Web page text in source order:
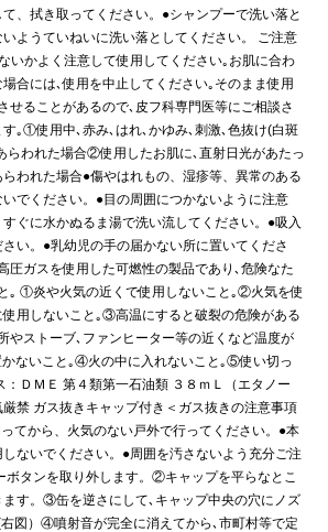
、拭き取ってください。●シャンプーで洗い落と
ようていねいに洗い落としてください。 ご注意
いかよく注意して使用してください｡お肌に合わ
合には､使用を中止してください｡そのまま使用
せることがあるので､皮フ科専門医等にご相談さ
｡①使用中､赤み､はれ､かゆみ､刺激､色抜け(白斑
らわれた場合②使用したお肌に､直射日光があたっ
われた場合●傷やはれもの、湿疹等、異常のある
でください。●目の周囲につかないように注意
ぐに水かぬるま湯で洗い流してください。●吸入
い。●乳幼児の手の届かない所に置いてくださ
圧ガスを使用した可燃性の製品であり､危険なた
｡ ①炎や火気の近くで使用しないこと｡②火気を使
用しないこと｡③高温にすると破裂の危険がある
やストーブ､ファンヒーター等の近くなど温度が
ないこと｡④火の中に入れないこと｡⑤使い切っ
：ＤＭＥ 第４類第一石油類 ３８ｍＬ（エタノー
ガス抜きキャップ付き＜ガス抜きの注意事項
てから、火気のない戸外で行ってください。●本
ないでください。●周囲を汚さないよう充分ご注
タンを取り外します。②キャップを平らなとこ
ます。③缶を逆さにして､キャップ中央の穴にノズ
図）④噴射音が完全に消えてから､市町村等で定